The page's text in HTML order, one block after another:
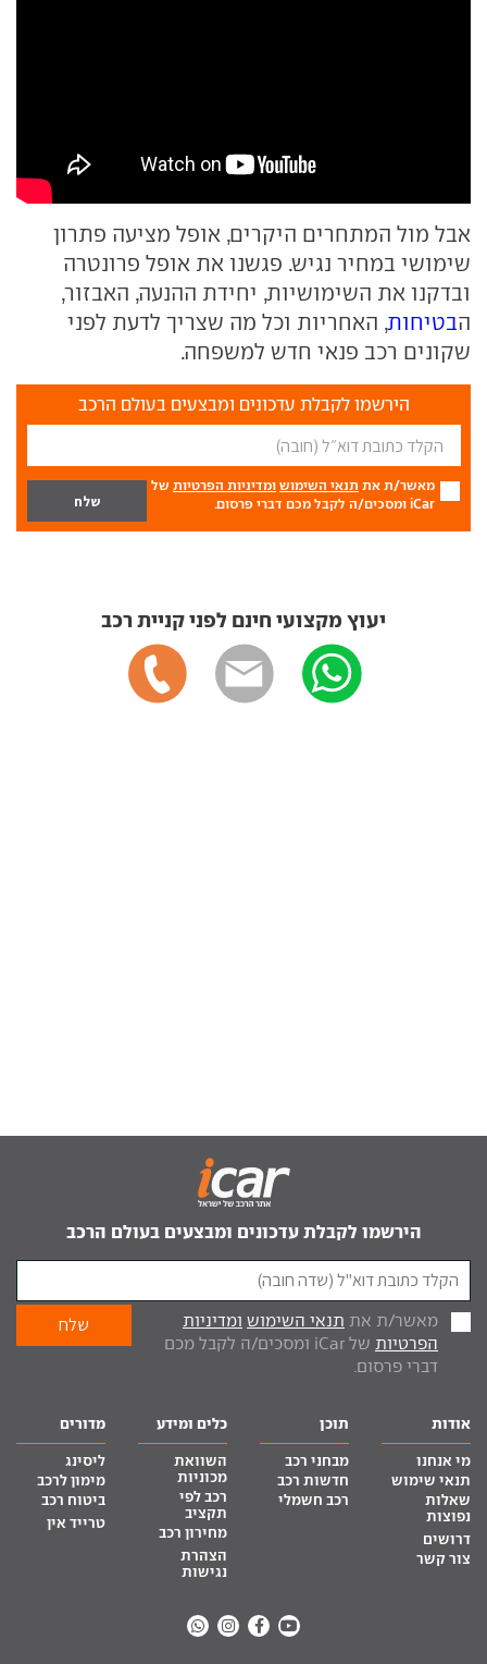
אבל מול המתחרים היקרים, אופל מציעה פתרון
שימושי במחיר נגיש. פגשנו את אופל פרונטרה
ובדקנו את השימושיות, יחידת ההנעה, האבזור,
הבטיחות, האחריות וכל מה שצריך לדעת לפני
שקונים רכב פנאי חדש למשפחה.
הירשמו לקבלת עדכונים ומבצעים בעולם הרכב
מאשר/ת את תנאי השימוש ומדיניות הפרטיות של
iCar ומסכים/ה לקבל מכם דברי פרסום.
יעוץ מקצועי חינם לפני קניית רכב
הירשמו לקבלת עדכונים ומבצעים בעולם הרכב
מאשר/ת את תנאי השימוש ומדיניות
הפרטיות
של iCar ומסכים/ה לקבל מכם
דברי פרסום.
אודות
מי אנחנו
תנאי שימוש
שאלות
נפוצות
דרושים
צור קשר
תוכן
מבחני רכב
חדשות רכב
רכב חשמלי
כלים ומידע
השוואת
מכוניות
רכב לפי
תקציב
מחירון רכב
הצהרת
נגישות
מדורים
ליסינג
מימון לרכב
ביטוח רכב
טרייד אין